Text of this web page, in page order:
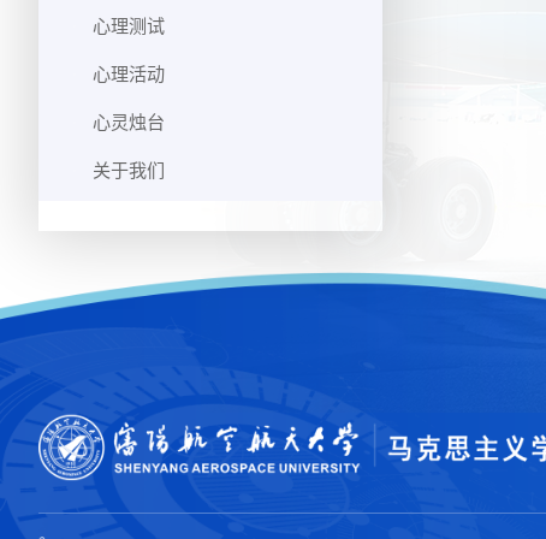
心理测试
心理活动
心灵烛台
关于我们